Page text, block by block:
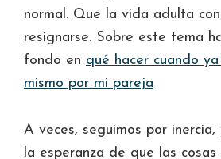
normal. Que la vida adulta
resignarse. Sobre este tema
fondo en qué hacer cuando
mismo por mi pareja
A veces, seguimos por
la esperanza de que las cosas